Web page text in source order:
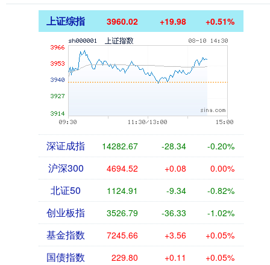
上证综指 3960.02 +19.98 +0.51%
深证成指 14282.67 -28.34 -0.20%
沪深300 4694.52 +0.08 0.00%
北证50 1124.91 -9.34 -0.82%
创业板指 3526.79 -36.33 -1.02%
基金指数 7245.66 +3.56 +0.05%
国债指数 229.80 +0.11 +0.05%